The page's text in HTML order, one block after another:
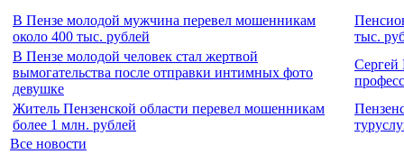
В Пензе молодой мужчина перевел мошенникам
около 400 тыс. рублей
тыс.
В Пензе молодой человек стал жертвой
вымогательства после отправки интимных фото
девушке
Сергей
Житель Пензенской области перевел мошенникам
более 1 млн. рублей
Все новости